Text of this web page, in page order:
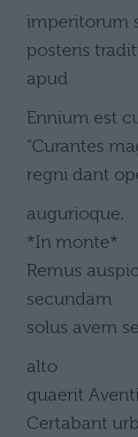
imperitorum
posteris
apud
Ennium est
“Curantes
regni dant
augurioque.
*In monte*
Remus
secundam
solus avem
alto
quaerit
Certabant